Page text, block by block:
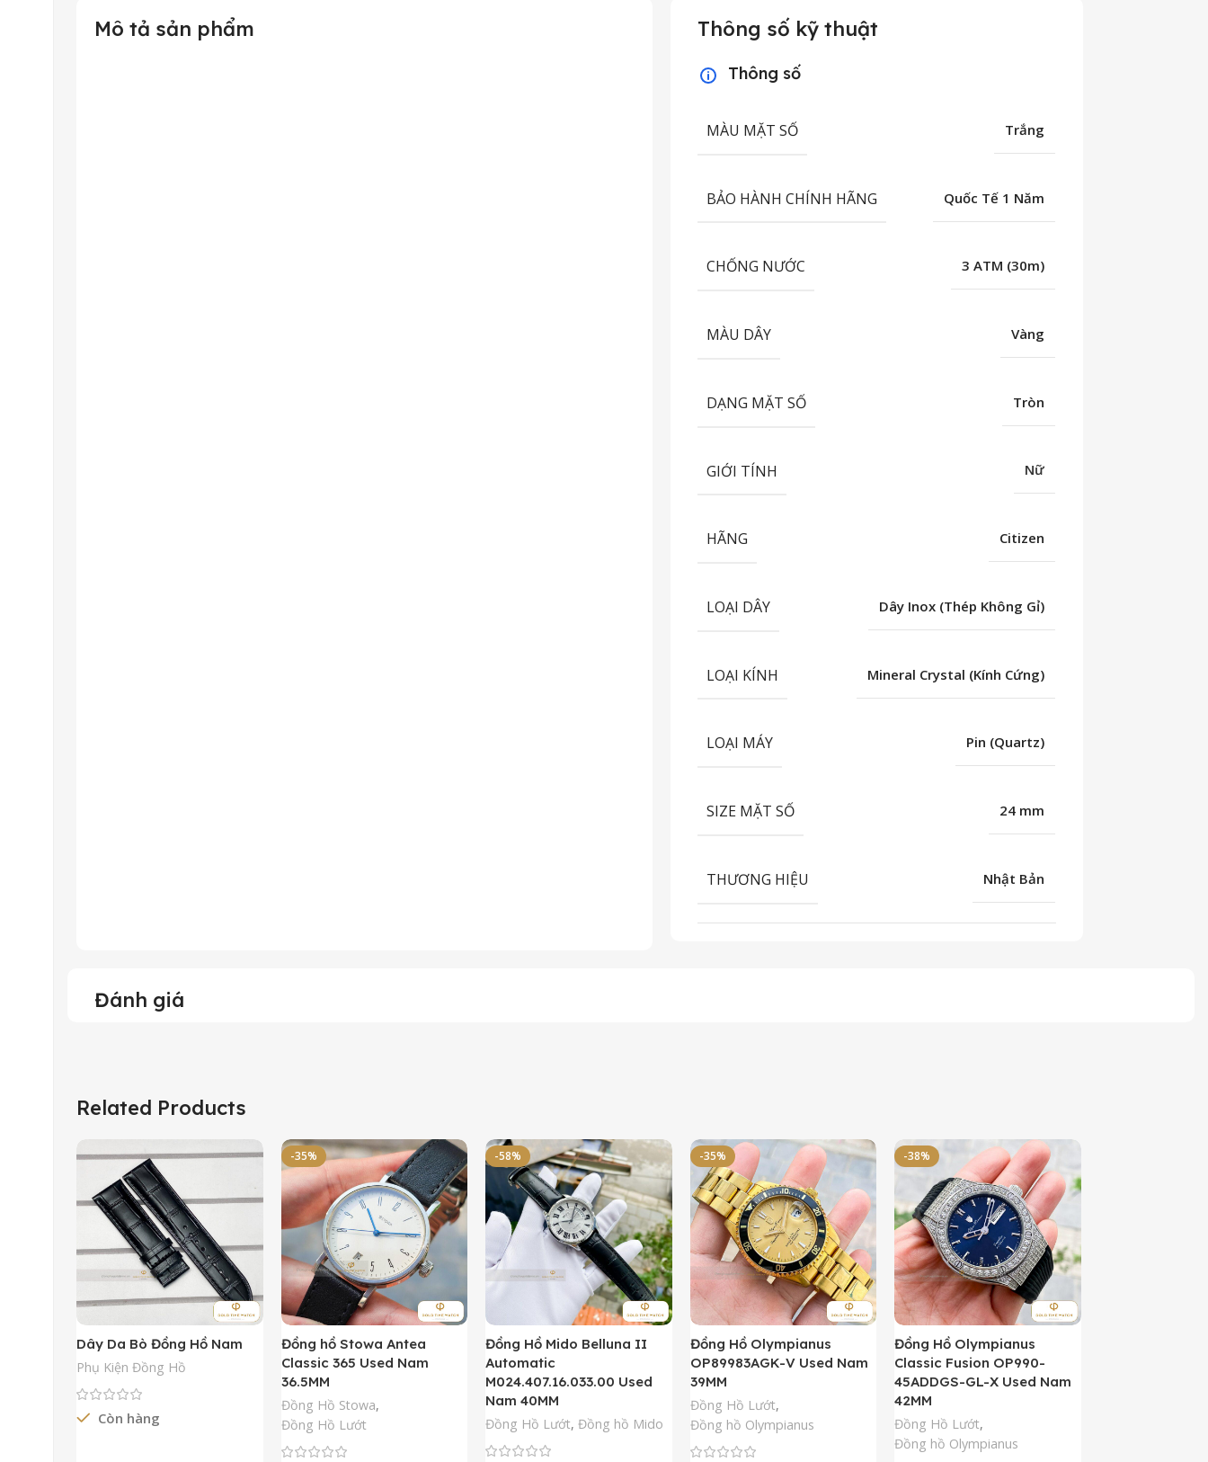
Mô tả sản phẩm Thông số kỹ thuật
Thông số
MÀU MẶT SỐ Trắng
BẢO HÀNH CHÍNH HÃNG Quốc Tế 1 Năm
CHỐNG NƯỚC 3 ATM (30m)
MÀU DÂY Vàng
DẠNG MẶT SỐ Tròn
GIỚI TÍNH Nữ
HÃNG Citizen
LOẠI DÂY Dây Inox (Thép Không Gỉ)
LOẠI KÍNH Mineral Crystal (Kính Cứng)
LOẠI MÁY Pin (Quartz)
SIZE MẶT SỐ 24 mm
THƯƠNG HIỆU Nhật Bản
Đánh giá
Related Products
Dây Da Bò Đồng Hồ Nam
Phụ Kiện Đồng Hồ
Còn hàng
-35%
Đồng hồ Stowa Antea
Classic 365 Used Nam
36.5MM
Đồng Hồ Stowa,
Đồng Hồ Lướt
-58%
Đồng Hồ Mido Belluna II
Automatic
M024.407.16.033.00 Used
Nam 40MM
Đồng Hồ Lướt, Đồng hồ Mido
-35%
Đồng Hồ Olympianus
OP89983AGK-V Used Nam
39MM
Đồng Hồ Lướt,
Đồng hồ Olympianus
-38%
Đồng Hồ Olympianus
Classic Fusion OP990-
45ADDGS-GL-X Used Nam
42MM
Đồng Hồ Lướt,
Đồng hồ Olympianus